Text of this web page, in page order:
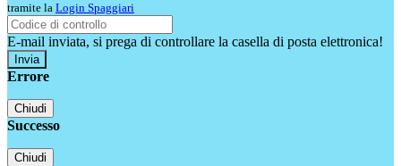
tramite la Login Spaggiari
E-mail inviata, si prega di controllare la casella di posta elettronica!
Errore
Chiudi
Successo
Chiudi